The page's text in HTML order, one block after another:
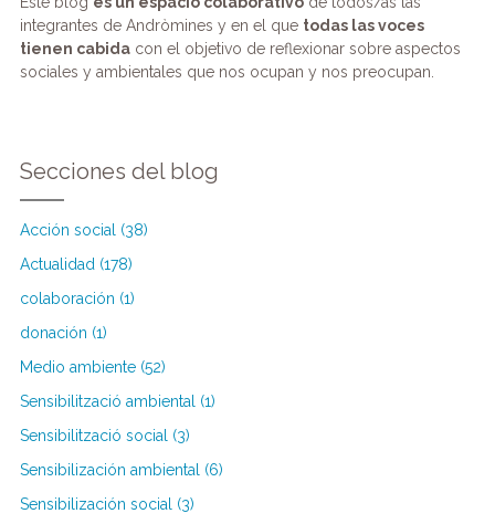
integrantes de Andròmines y en el que todas las voces
tienen cabidacon el objetivo de reflexionar sobre aspectos
sociales y ambientales que nos ocupan y nos preocupan.
Secciones del blog
Acción social (38)
Actualidad (178)
colaboración (1)
donación (1)
Medio ambiente (52)
Sensibilització ambiental (1)
Sensibilització social (3)
Sensibilización ambiental (6)
Sensibilización social (3)